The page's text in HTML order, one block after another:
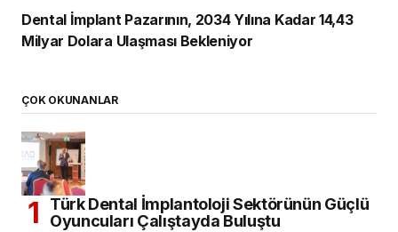
Dental İmplant Pazarının, 2034 Yılına Kadar 14,43
Milyar Dolara Ulaşması Bekleniyor
ÇOK OKUNANLAR
Türk Dental İmplantoloji Sektörünün Güçlü
Oyuncuları Çalıştayda Buluştu